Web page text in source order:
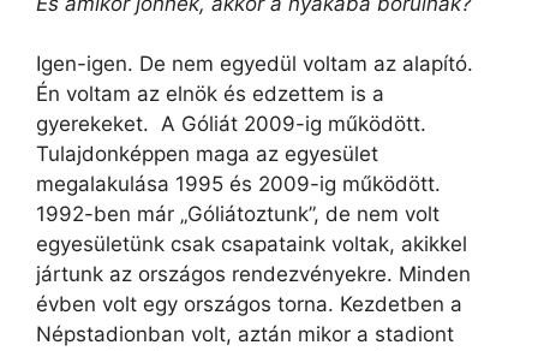
Igen-igen. De nem egyedül voltam az alapító.
Én voltam az elnök és edzettem is a
gyerekeket. A Góliát 2009-ig működött.
Tulajdonképpen maga az egyesület
megalakulása 1995 és 2009-ig működött.
1992-ben már „Góliátoztunk”, de nem volt
egyesületünk csak csapataink voltak, akikkel
jártunk az országos rendezvényekre. Minden
évben volt egy országos torna. Kezdetben a
Népstadionban volt, aztán mikor a stadiont